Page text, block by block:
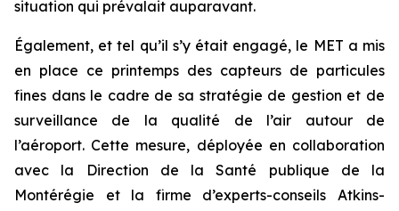
situation qui prévalait auparavant.
Également, et tel qu’il s’y était engagé, le MET a mis
en place ce printemps des capteurs de particules
fines dans le cadre de sa stratégie de gestion et de
surveillance de la qualité de l’air autour de
l’aéroport. Cette mesure, déployée en collaboration
avec la Direction de la Santé publique de la
Montérégie et la firme d’experts-conseils Atkins-